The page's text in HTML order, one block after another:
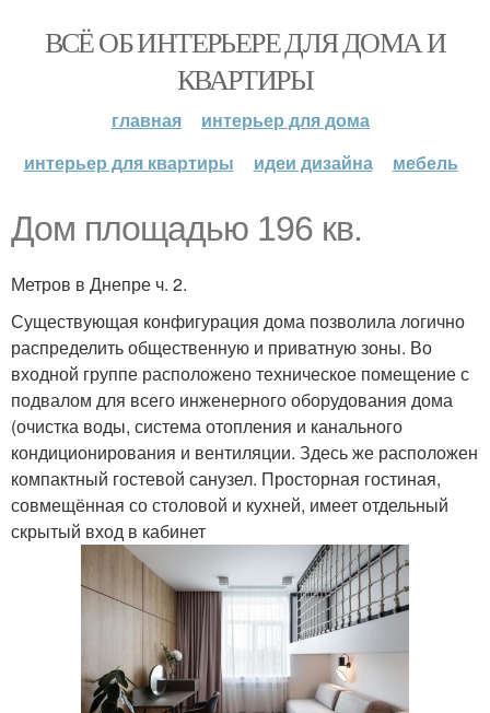
ВСЁ ОБ ИНТЕРЬЕРЕ ДЛЯ ДОМА И
КВАРТИРЫ
главная
интерьер для дома
интерьер для квартиры
идеи дизайна мебель
Дом площадью 196 кв.
Метров в Днепре ч. 2.
Существующая конфигурация дома позволила логично
распределить общественную и приватную зоны. Во
входной группе расположено техническое помещение с
подвалом для всего инженерного оборудования дома
(очистка воды, система отопления и канального
кондиционирования и вентиляции. Здесь же расположен
компактный гостевой санузел. Просторная гостиная,
совмещённая со столовой и кухней, имеет отдельный
скрытый вход в кабинет